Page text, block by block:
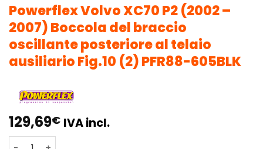
Powerflex Volvo XC70 P2 (2002 –
2007) Boccola del braccio
oscillante posteriore al telaio
ausiliario Fig.10 (2) PFR88-605BLK
129,69€ IVA incl.
Powerflex Volvo XC70 P2 (2002 - 2007) Boccola del